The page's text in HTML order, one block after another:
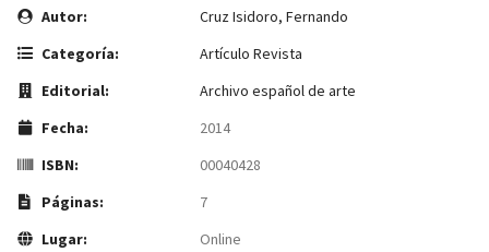
Autor:
Cruz Isidoro, Fernando
Categoría:
Artículo Revista
Editorial:
Archivo español de arte
Fecha:
2014
ISBN:
00040428
Páginas:
7
Lugar:
Online